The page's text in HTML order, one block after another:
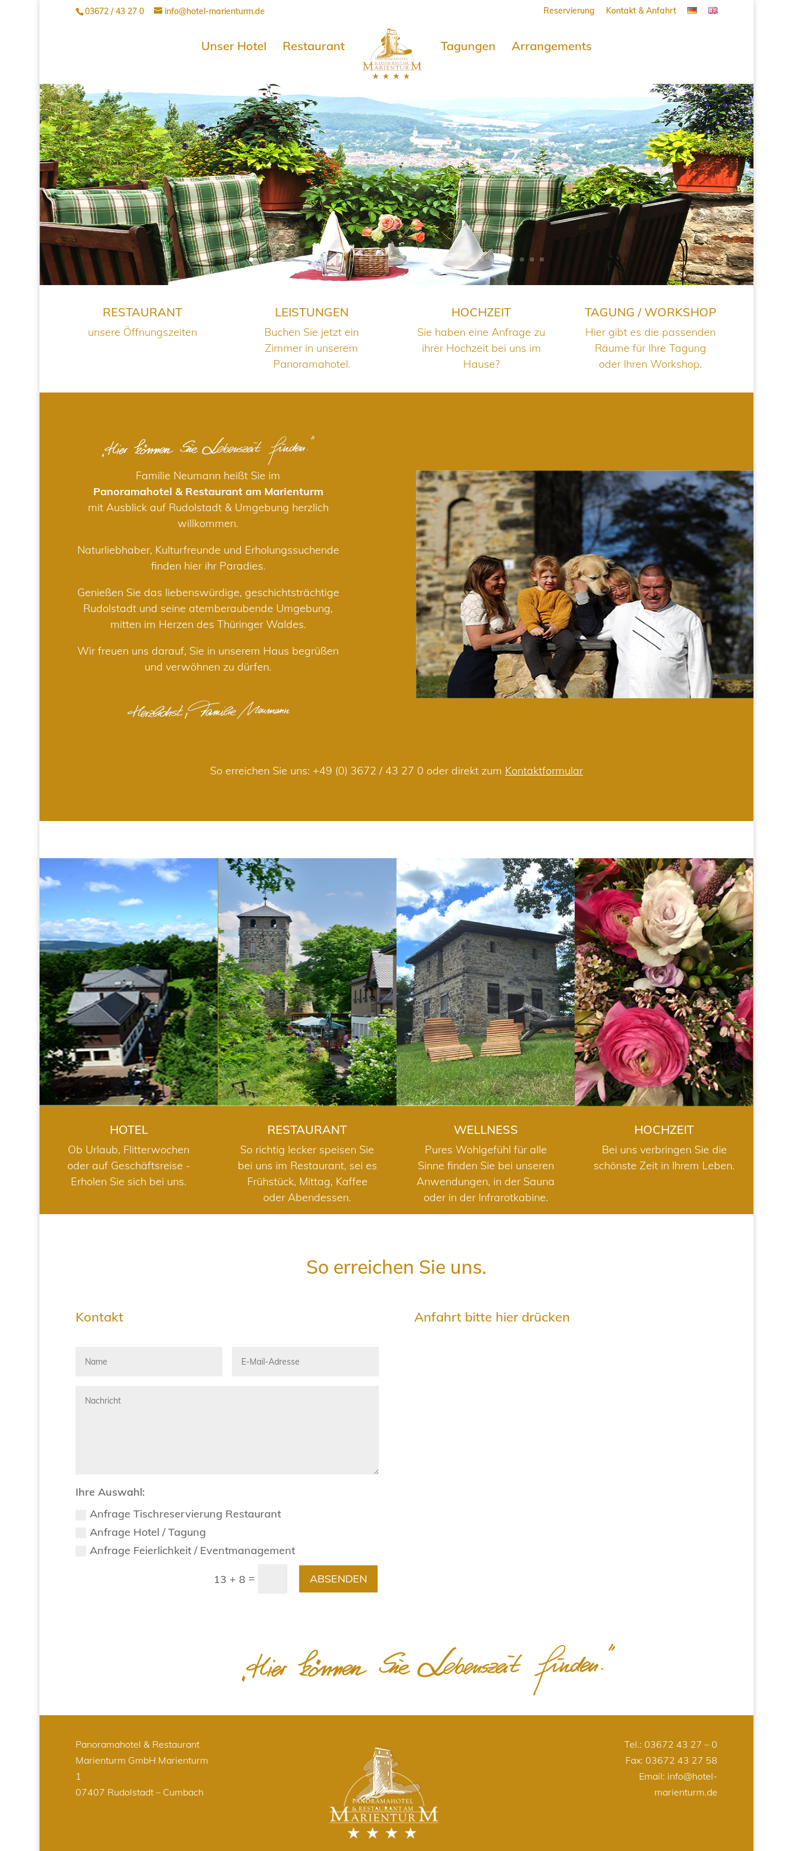
03672 / 43 27 0 info@hotel-marienturm.de Reservierung Kontakt & Anfahrt
Unser Hotel Restaurant Tagungen Arrangements
RESTAURANT
unsere Öffnungszeiten
LEISTUNGEN
Buchen Sie jetzt ein
Zimmer in unserem
Panoramahotel.
HOCHZEIT
Sie haben eine Anfrage zu
ihrer Hochzeit bei uns im
Hause?
TAGUNG / WORKSHOP
Hier gibt es die passenden
Räume für Ihre Tagung
oder Ihren Workshop.
Familie Neumann heißt Sie im
Panoramahotel & Restaurant am Marienturm
mit Ausblick auf Rudolstadt & Umgebung herzlich
willkommen.
Naturliebhaber, Kulturfreunde und Erholungssuchende
finden hier ihr Paradies.
Genießen Sie das liebenswürdige, geschichtsträchtige
Rudolstadt und seine atemberaubende Umgebung,
mitten im Herzen des Thüringer Waldes.
Wir freuen uns darauf, Sie in unserem Haus begrüßen
und verwöhnen zu dürfen.
So erreichen Sie uns: +49 (0) 3672 / 43 27 0 oder direkt zum Kontaktformular
HOTEL
HOTEL
Ob Urlaub, Flitterwochen
oder auf Geschäftsreise -
Erholen Sie sich bei uns.
RESTAURANT
RESTAURANT
So richtig lecker speisen Sie
bei uns im Restaurant, sei es
Frühstück, Mittag, Kaffee
oder Abendessen.
WELLNESS
WELLNESS
Pures Wohlgefühl für alle
Sinne finden Sie bei unseren
Anwendungen, in der Sauna
oder in der Infrarotkabine.
HOCHZEIT
HOCHZEIT
Bei uns verbringen Sie die
schönste Zeit in Ihrem Leben.
So erreichen Sie uns.
Kontakt
Ihre Auswahl:
Anfrage Tischreservierung Restaurant
Anfrage Hotel / Tagung
Anfrage Feierlichkeit / Eventmanagement
13 + 8 = ABSENDEN
Anfahrt bitte hier drücken
Panoramahotel & Restaurant
Marienturm GmbH Marienturm
1
07407 Rudolstadt – Cumbach
Tel.: 03672 43 27 – 0
Fax: 03672 43 27 58
Email: info@hotel-
marienturm.de